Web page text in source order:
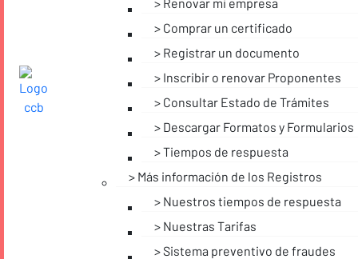
Comprar un certificado
Registrar un documento
Inscribir o renovar Proponentes
Consultar Estado de Trámites
Descargar Formatos y Formularios
Tiempos de respuesta
Más información de los Registros
Nuestros tiempos de respuesta
Nuestras Tarifas
Sistema preventivo de fraudes